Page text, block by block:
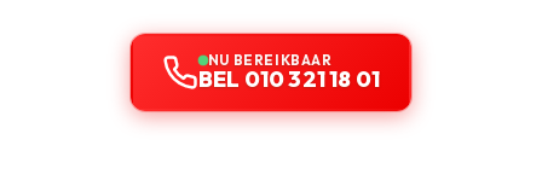
NU BEREIKBAAR
BEL 010 321 18 01